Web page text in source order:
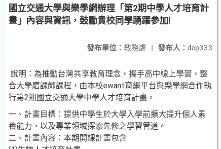
國立交通大學與樂學網辦理「第2期中學人才培育計
畫」內容與資訊，鼓勵貴校同學踴躍參加!
發布人： dep333
發布單位： 教務處 |
說明：為推動台灣共享教育理念，攜手高中線上學習，整
合大學磨課師課程，由本校ewant育網平台與樂學網合作執
行第2期國立交通大學中學人才培育計畫。
一、計畫目標：提供中學生於大學入學前擴大提升個人素
養能力，以及專業領域探索先修之學習管道。
二、計畫內容：本期開課計畫包含